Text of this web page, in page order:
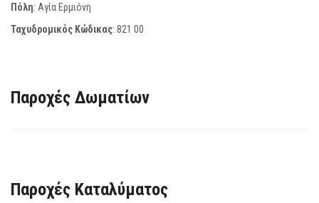
Πόλη: Αγία Ερμιόνη
Ταχυδρομικός Κώδικας: 821 00
Παροχές Δωματίων
Παροχές Καταλύματος